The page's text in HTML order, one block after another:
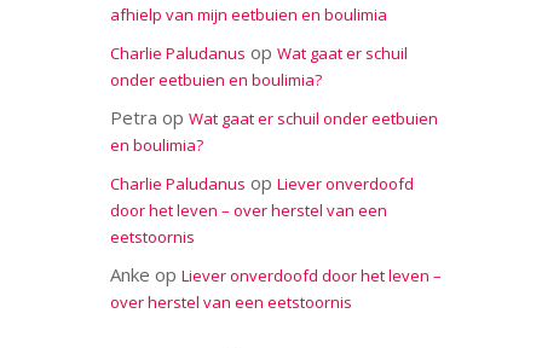
afhielp van mijn eetbuien en boulimia
Charlie Paludanus op Wat gaat er schuil
onder eetbuien en boulimia?
Petra op Wat gaat er schuil onder eetbuien
en boulimia?
Charlie Paludanus op Liever onverdoofd
door het leven – over herstel van een
eetstoornis
Anke op Liever onverdoofd door het leven –
over herstel van een eetstoornis